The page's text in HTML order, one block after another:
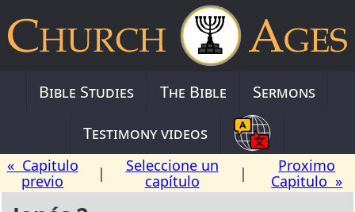
Bible Studies The Bible
Sermons
Testimony videos
« Capitulo
previo
|
Seleccione un
capítulo
|
Proximo
Capitulo »